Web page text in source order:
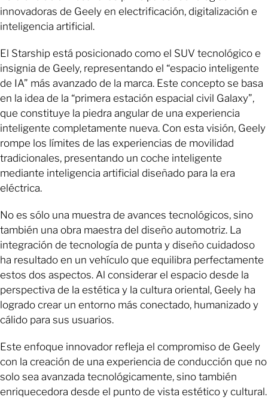
innovadoras de Geely en electrificación, digitalización e
inteligencia artificial.
El Starship está posicionado como el SUV tecnológico e
insignia de Geely, representando el “espacio inteligente
de IA” más avanzado de la marca. Este concepto se basa
en la idea de la “primera estación espacial civil Galaxy”,
que constituye la piedra angular de una experiencia
inteligente completamente nueva. Con esta visión, Geely
rompe los límites de las experiencias de movilidad
tradicionales, presentando un coche inteligente
mediante inteligencia artificial diseñado para la era
eléctrica.
No es sólo una muestra de avances tecnológicos, sino
también una obra maestra del diseño automotriz. La
integración de tecnología de punta y diseño cuidadoso
ha resultado en un vehículo que equilibra perfectamente
estos dos aspectos. Al considerar el espacio desde la
perspectiva de la estética y la cultura oriental, Geely ha
logrado crear un entorno más conectado, humanizado y
cálido para sus usuarios.
Este enfoque innovador refleja el compromiso de Geely
con la creación de una experiencia de conducción que no
solo sea avanzada tecnológicamente, sino también
enriquecedora desde el punto de vista estético y cultural.